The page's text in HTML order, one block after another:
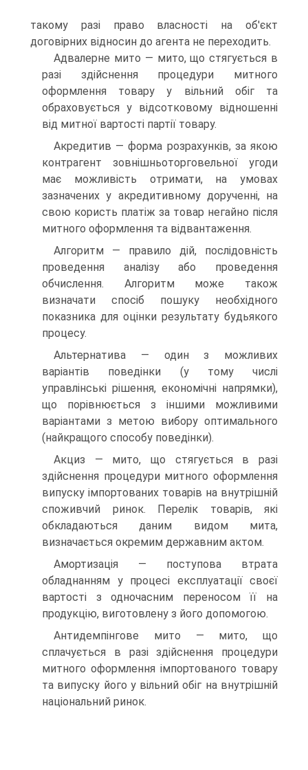
такому разі право власності на об'єкт
договірних відносин до агента не переходить.
Адвалерне мито — мито, що стягується в
разі здійснення процедури митного
оформлення товару у вільний обіг та
обраховується у відсотковому відношенні
від митної вартості партії товару.
Акредитив — форма розрахунків, за якою
контрагент зовнішньоторговельної угоди
має можливість отримати, на умовах
зазначених у акредитивному дорученні, на
свою користь платіж за товар негайно після
митного оформлення та відвантаження.
Алгоритм — правило дій, послідовність
проведення аналізу або проведення
обчислення. Алгоритм може також
визначати спосіб пошуку необхідного
показника для оцінки результату будьякого
процесу.
Альтернатива — один з можливих
варіантів поведінки (у тому числі
управлінські рішення, економічні напрямки),
що порівнюється з іншими можливими
варіантами з метою вибору оптимального
(найкращого способу поведінки).
Акциз — мито, що стягується в разі
здійснення процедури митного оформлення
випуску імпортованих товарів на внутрішній
споживчий ринок. Перелік товарів, які
обкладаються даним видом мита,
визначається окремим державним актом.
Амортизація — поступова втрата
обладнанням у процесі експлуатації своєї
вартості з одночасним переносом її на
продукцію, виготовлену з його допомогою.
Антидемпінгове мито — мито, що
сплачується в разі здійснення процедури
митного оформлення імпортованого товару
та випуску його у вільний обіг на внутрішній
національний ринок.